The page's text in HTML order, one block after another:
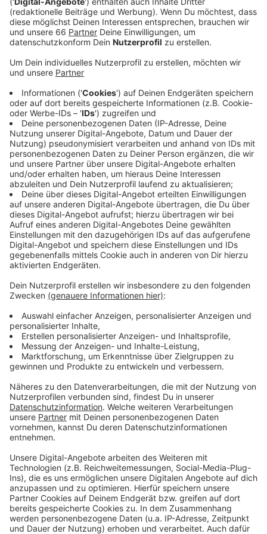
eingerichtet.
Veröffentlicht:Montag, 21.09.2020 05:15
Anzeige
Das Opfer kommt laut Polizeibericht aus dem
Obdachlosenmilieu. Der Mann war mit zwei Bekannten
am späten Samstagabend in den Haifapark
gekommen. Seine Begleiter gingen gegen 23 Uhr kurz
zum Büdchen. Als sie zurückkamen, fanden sie den 41-
jährigen schwer verletzt und leblos am Boden. Er starb
kurze Zeit später im Rettungswagen. Die Ermittler
suchen jetzt Zeugen. - Die Polizei muss außerdem
einen weiteren Fall vom Wochenende aufklären: In der
Altstadt hat ein Mann in der Nacht zu Samstag seinen
Kontrahenten mit einem Messer lebensgefährlich
verletzt. Die beiden waren zuvor an der Freitreppe in
Streit geraten. Das Opfer wurde ins Krankenhaus
gebracht, den Tatverdächtigen konnten die Beamten
festnehmen.
Weitere Infos und Links zum Thema:
Telefon Polizei: (0211) 8700
Polizeimeldung zum Tod im Haifapark!
Polizeimeldung zu den Messerstichen in der
Altstadt!
Anzeige
Anzeige